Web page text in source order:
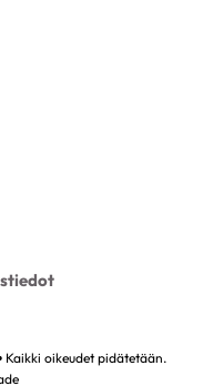
Kaikki oikeudet pidätetään.